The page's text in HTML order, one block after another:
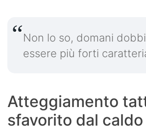
Non lo so, domani
essere più forti
Atteggiamento
sfavorito dal caldo